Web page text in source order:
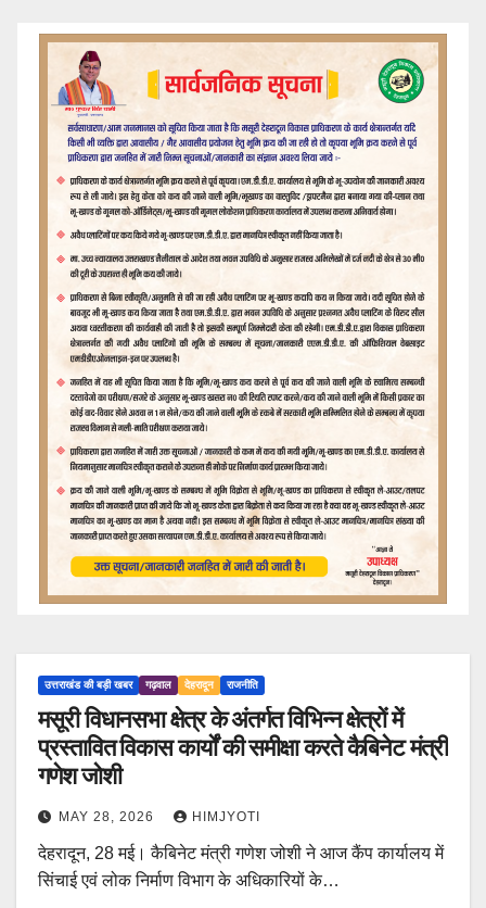
उत्तराखंड की बड़ी खबर गढ़वाल देहरादून राजनीति
मसूरी विधानसभा क्षेत्र के अंतर्गत विभिन्न क्षेत्रों में
प्रस्तावित विकास कार्यों की समीक्षा करते कैबिनेट मंत्री
गणेश जोशी
MAY 28, 2026 HIMJYOTI
देहरादून, 28 मई। कैबिनेट मंत्री गणेश जोशी ने आज कैंप कार्यालय में
सिंचाई एवं लोक निर्माण विभाग के अधिकारियों के…